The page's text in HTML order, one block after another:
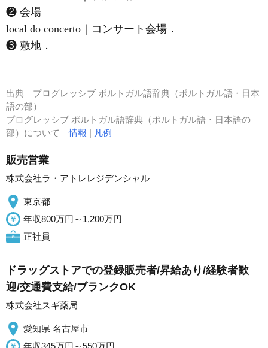
❷ 会場
local do concerto｜コンサート会場．
❸ 敷地．
出典 プログレッシブ ポルトガル語辞典（ポルトガル語・日本
語の部）
プログレッシブ ポルトガル語辞典（ポルトガル語・日本語の
部）について情報 | 凡例
販売営業
株式会社ラ・アトレレジデンシャル
東京都
年収800万円～1,200万円
正社員
ドラッグストアでの登録販売者/昇給あり/経験者歓
迎/交通費支給/ブランクOK
株式会社スギ薬局
愛知県 名古屋市
年収345万円～550万円